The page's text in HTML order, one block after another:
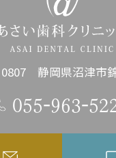
0807 静岡県沼津市
055-963-